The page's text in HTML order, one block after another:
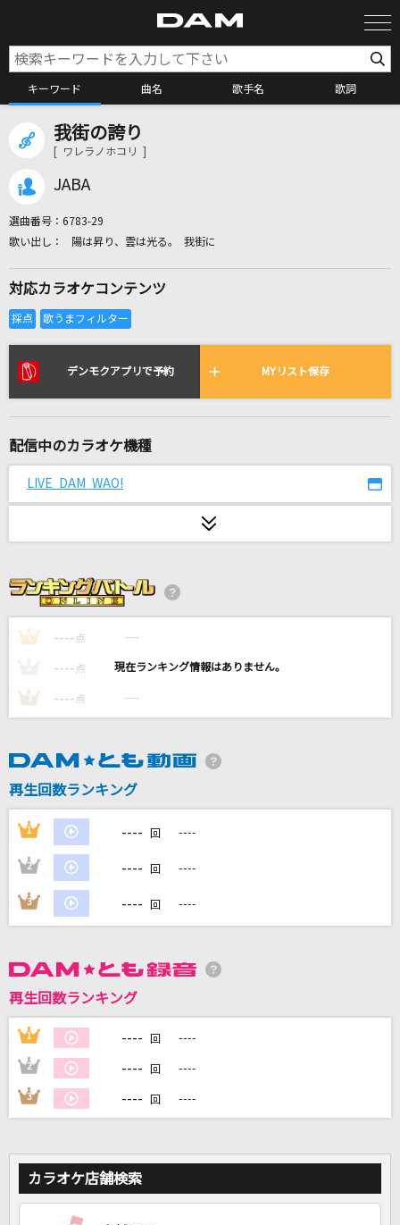
キーワード 曲名 歌手名 歌詞
リアルタイムで歌われている曲の一覧
Absolute 5
[生音]Your Song
想像以上
PRODUCE 101 JAPAN THE GIRLS
竹内まりや
[Love∞Scramble]天祥院英智(CV.緑川光)、椎名ニキ(CV.山口智広)、三毛
縞斑(CV.鳥海浩輔)、逆先夏目(CV.野島健児)
because
[生音]やさしい気持ちで
Superfly
ファタール
シンシアの光
カラオケ最新情報をチェック！
我街の誇り
[ ワレラノホコリ ]
JABA
選曲番号： 6783-29
陽は昇り、雲は光る。 我街に
対応カラオケコンテンツ
デンモクアプリで予約 MYリスト保存
配信中のカラオケ機種
LIVE DAM WAO!
1 ---- 点 ----
---- 点 ----
3 ---- 点 ----
再生回数ランキング
1 ---- 回 ----
2 ---- 回 ----
3 ---- 回 ----
再生回数ランキング
1 ---- 回 ----
2 ---- 回 ----
3 ---- 回 ----
カラオケ店舗検索